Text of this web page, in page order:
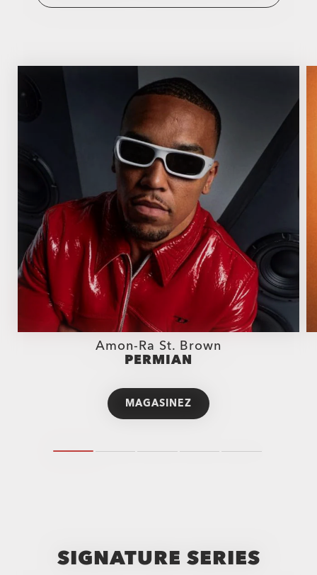
Amon-Ra St. Brown
PERMIAN
MAGASINEZ
SIGNATURE SERIES